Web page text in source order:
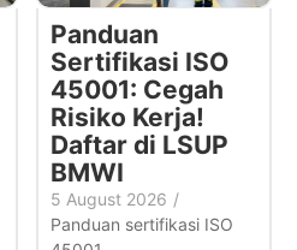
Panduan
Sertifikasi ISO
45001: Cegah
Risiko Kerja!
Daftar di LSUP
BMWI
5 August 2026 /
Panduan sertifikasi ISO